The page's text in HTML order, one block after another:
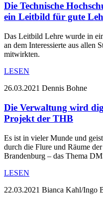
Die Technische
ein Leitbild für gute
Das Leitbild Lehre wurde in
an dem Interessierte aus allen
mitwirkten.
LESEN
26.03.2021 Dennis Bohne
Die Verwaltung wird
Projekt der THB
Es ist in vieler Munde und
durch die Flure und Räume
Brandenburg – das Thema
LESEN
22.03.2021 Bianca Kahl/Ingo